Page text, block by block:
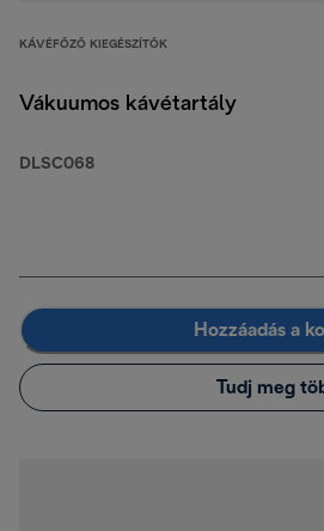
KÁVÉFŐZŐ KIEGÉSZÍTŐK
Vákuumos kávétartály
DLSC068
Hozzáadás a
Tudj meg